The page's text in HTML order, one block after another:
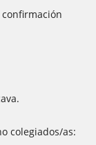
colegiados/as: